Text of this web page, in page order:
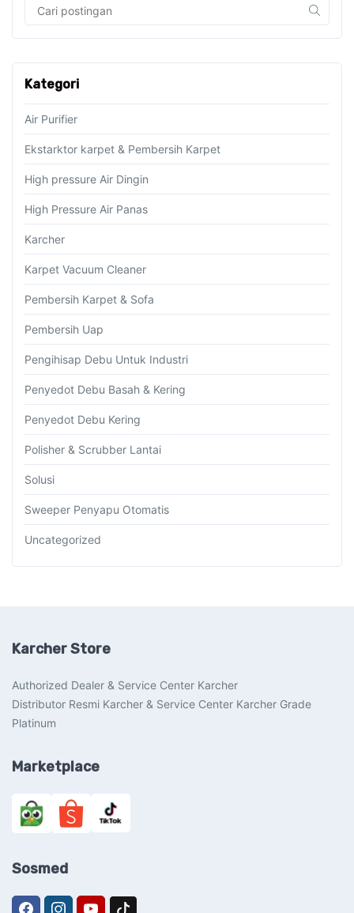
Kategori
Air Purifier
Ekstarktor karpet & Pembersih Karpet
High pressure Air Dingin
High Pressure Air Panas
Karcher
Karpet Vacuum Cleaner
Pembersih Karpet & Sofa
Pembersih Uap
Pengihisap Debu Untuk Industri
Penyedot Debu Basah & Kering
Penyedot Debu Kering
Polisher & Scrubber Lantai
Solusi
Sweeper Penyapu Otomatis
Uncategorized
Karcher Store
Authorized Dealer & Service Center Karcher
Distributor Resmi Karcher & Service Center Karcher Grade
Platinum
Marketplace
Sosmed